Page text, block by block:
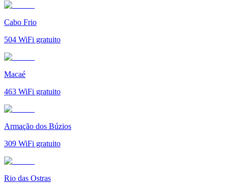
Cabo Frio
504 WiFi gratuito
Macaé
463 WiFi gratuito
Armação dos Búzios
309 WiFi gratuito
Rio das Ostras